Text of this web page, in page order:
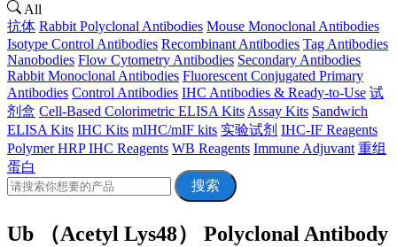
All
抗体 Rabbit Polyclonal Antibodies Mouse Monoclonal Antibodies
Isotype Control Antibodies Recombinant Antibodies Tag Antibodies
Nanobodies Flow Cytometry Antibodies Secondary Antibodies
Rabbit Monoclonal Antibodies Fluorescent Conjugated Primary
Antibodies Control Antibodies IHC Antibodies & Ready-to-Use 试
剂盒 Cell-Based Colorimetric ELISA Kits Assay Kits Sandwich
ELISA Kits IHC Kits mIHC/mIF kits 实验试剂 IHC-IF Reagents
Polymer HRP IHC Reagents WB Reagents Immune Adjuvant 重组
蛋白
搜索
Ub （Acetyl Lys48） Polyclonal Antibody